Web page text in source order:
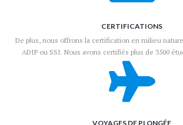
CERTIFICATIONS
De plus, nous offrons la certification en milieu
ADIP ou SSI. Nous avons certifiés plus de 3500
VOYAGES DE PLONGÉE